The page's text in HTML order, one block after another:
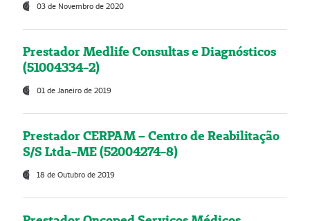
03 de Novembro de 2020
Prestador Medlife Consultas e Diagnósticos
(51004334-2)
01 de Janeiro de 2019
Prestador CERPAM – Centro de Reabilitação
S/S Ltda-ME (52004274-8)
18 de Outubro de 2019